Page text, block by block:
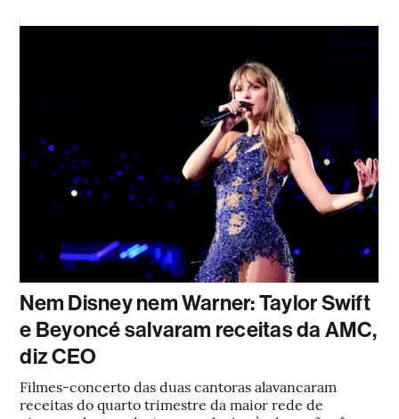
Nem Disney nem Warner: Taylor Swift
e Beyoncé salvaram receitas da AMC,
diz CEO
Filmes-concerto das duas cantoras alavancaram
receitas do quarto trimestre da maior rede de